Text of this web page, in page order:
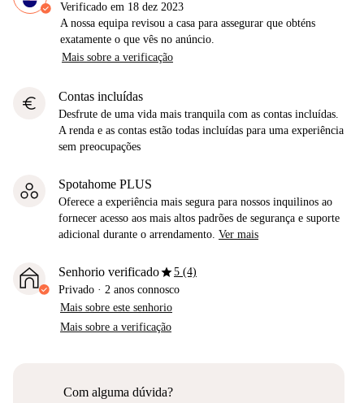
Verificado em 18 dez 2023
A nossa equipa revisou a casa para assegurar que obténs
exatamente o que vês no anúncio.
Mais sobre a verificação
euro Contas incluídas
Desfrute de uma vida mais tranquila com as contas incluídas.
A renda e as contas estão todas incluídas para uma experiência
sem preocupações
Spotahome PLUS
Oferece a experiência mais segura para nossos inquilinos ao
fornecer acesso aos mais altos padrões de segurança e suporte
adicional durante o arrendamento. Ver mais
Senhorio verificadostar5 (4)
Privado · 2 anos connosco
Mais sobre este senhorio
Mais sobre a verificação
Com alguma dúvida?